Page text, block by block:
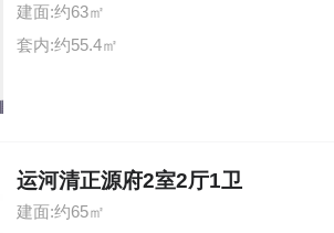
建面:约63㎡
套内:约55.4㎡
运河清正源府2室2厅1卫
建面:约65㎡